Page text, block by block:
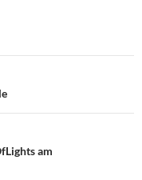
am